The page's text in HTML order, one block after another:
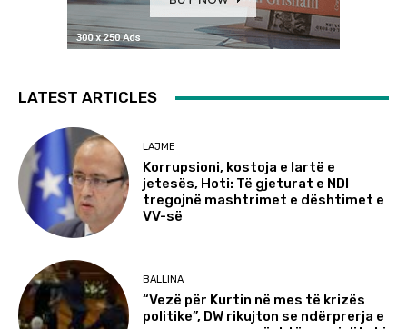
LATEST ARTICLES
LAJME
Korrupsioni, kostoja e lartë e
jetesës, Hoti: Të gjeturat e NDI
tregojnë mashtrimet e dështimet e
VV-së
BALLINA
“Vezë për Kurtin në mes të krizës
politike”, DW rikujton se ndërprerja e